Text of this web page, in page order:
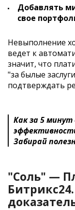
Добавлять
свое
Невыполнение
ведет к
значит, что
"за былые
подтверждать
Как за 5 минут
Забирай
"Соль" —